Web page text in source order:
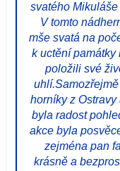
svatého
V tomto
mše svatá na
k uctění památky
položili své
horníky z
byla radost
akce byla
zejména pan
krásně a